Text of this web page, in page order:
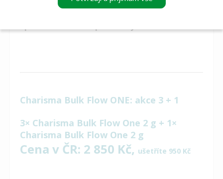
jednoduchým pracovním postupem,
Charisma Bulk Flow ONE: akce 3 + 1
3× Charisma Bulk Flow One 2 g + 1×
Charisma Bulk Flow One 2 g
Cena v ČR: 2 850 Kč, ušetříte 950 Kč